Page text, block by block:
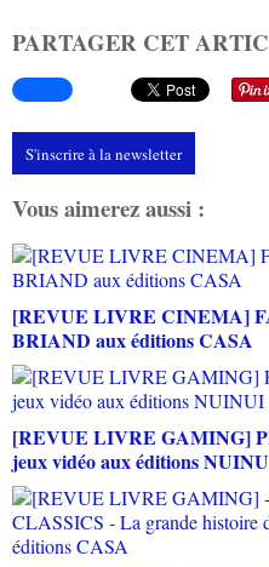
PARTAGER CET
S'inscrire à la newsletter
Vous aimerez aussi :
[REVUE LIVRE CINEMA]
BRIAND aux éditions CASA
[REVUE LIVRE GAMING]
jeux vidéo aux éditions